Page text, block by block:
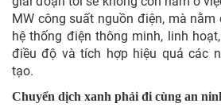
MW công suất nguồn điện, mà
hệ thống điện thông minh, linh
điều độ và tích hợp hiệu quả các
tạo.
Chuyển dịch xanh phải đi cùng an